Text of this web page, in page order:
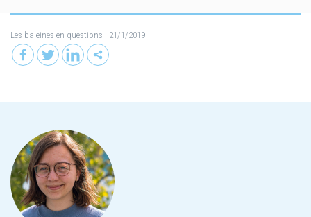
Les baleines en questions - 21/1/2019